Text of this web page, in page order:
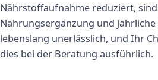
Nährstoffaufnahme reduziert,
Nahrungsergänzung und
lebenslang unerlässlich, und Ihr
dies bei der Beratung ausführlich.